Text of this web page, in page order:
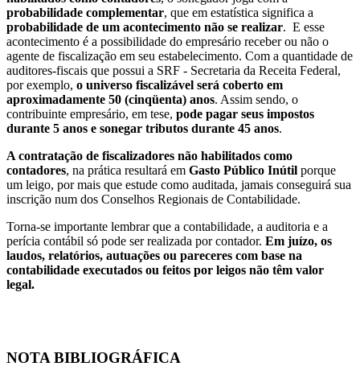
probabilidade complementar, que em estatística significa a
probabilidade de um acontecimento não se realizar. E esse
acontecimento é a possibilidade do empresário receber ou não o
agente de fiscalização em seu estabelecimento. Com a quantidade de
auditores-fiscais que possui a SRF - Secretaria da Receita Federal,
por exemplo, o universo fiscalizável será coberto em
aproximadamente 50 (cinqüenta) anos. Assim sendo, o
contribuinte empresário, em tese, pode pagar seus impostos
durante 5 anos e sonegar tributos durante 45 anos.
A contratação de fiscalizadores não habilitados como
contadores, na prática resultará em Gasto Público Inútil porque
um leigo, por mais que estude como auditada, jamais conseguirá sua
inscrição num dos Conselhos Regionais de Contabilidade.
Torna-se importante lembrar que a contabilidade, a auditoria e a
perícia contábil só pode ser realizada por contador. Em juízo, os
laudos, relatórios, autuações ou pareceres com base na
contabilidade executados ou feitos por leigos não têm valor
legal.
NOTA BIBLIOGRÁFICA